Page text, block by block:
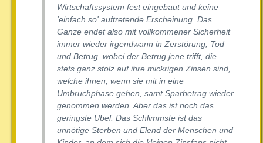
Wirtschaftssystem fest eingebaut und keine
'einfach so' auftretende Erscheinung. Das
Ganze endet also mit vollkommener Sicherheit
immer wieder irgendwann in Zerstörung, Tod
und Betrug, wobei der Betrug jene trifft, die
stets ganz stolz auf ihre mickrigen Zinsen sind,
welche ihnen, wenn sie mit in eine
Umbruchphase gehen, samt Sparbetrag wieder
genommen werden. Aber das ist noch das
geringste Übel. Das Schlimmste ist das
unnötige Sterben und Elend der Menschen und